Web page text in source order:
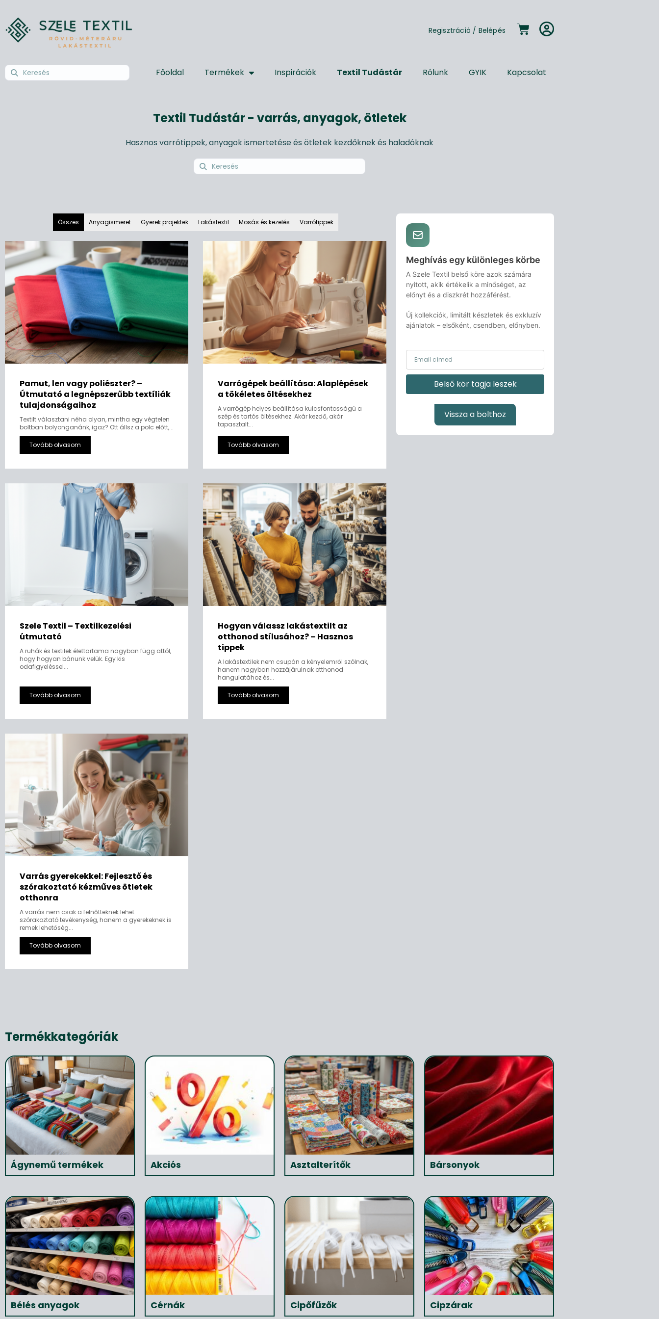
Regisztráció / Belépés
Főoldal Termékek Inspirációk Textil Tudástár Rólunk GYIK Kapcsolat
Textil Tudástár - varrás, anyagok, ötletek
Hasznos varrótippek, anyagok ismertetése és ötletek kezdőknek és haladóknak
Összes Anyagismeret Gyerek projektek Lakástextil Mosás és kezelés Varrótippek
Pamut, len vagy poliészter? –
Útmutató a legnépszerűbb textíliák
tulajdonságaihoz
Textilt választani néha olyan, mintha egy végtelen
boltban bolyonganánk, igaz? Ott állsz a polc előtt,...
Tovább olvasom
Varrógépek beállítása: Alaplépések
a tökéletes öltésekhez
A varrógép helyes beállítása kulcsfontosságú a
szép és tartós öltésekhez. Akár kezdő, akár
tapasztalt...
Tovább olvasom
Szele Textil – Textilkezelési
útmutató
A ruhák és textilek élettartama nagyban függ attól,
hogy hogyan bánunk velük. Egy kis
odafigyeléssel...
Tovább olvasom
Hogyan válassz lakástextilt az
otthonod stílusához? – Hasznos
tippek
A lakástextilek nem csupán a kényelemről szólnak,
hanem nagyban hozzájárulnak otthonod
hangulatához és...
Tovább olvasom
Varrás gyerekekkel: Fejlesztő és
szórakoztató kézműves ötletek
otthonra
A varrás nem csak a felnőtteknek lehet
szórakoztató tevékenység, hanem a gyerekeknek is
remek lehetőség...
Tovább olvasom
Meghívás egy különleges körbe
A Szele Textil belső köre azok számára
nyitott, akik értékelik a minőséget, az
előnyt és a diszkrét hozzáférést.
Új kollekciók, limitált készletek és exkluzív
ajánlatok – elsőként, csendben, előnyben.
Belső kör tagja leszek
Vissza a bolthoz
Termékkategóriák
Ágynemű termékek Akciós Asztalterítők Bársonyok
Bélés anyagok Cérnák Cipőfűzők Cipzárak